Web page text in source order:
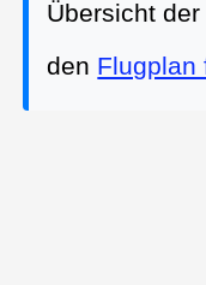
Übersicht der
den Flugplan